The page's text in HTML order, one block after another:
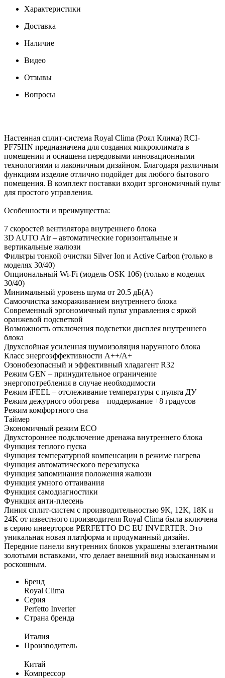
Характеристики
Доставка
Наличие
Видео
Отзывы
Вопросы
Настенная сплит-система Royal Clima (Роял Клима) RCI-
PF75HN предназначена для создания микроклимата в
помещении и оснащена передовыми инновационными
технологиями и лаконичным дизайном. Благодаря различным
функциям изделие отлично подойдет для любого бытового
помещения. В комплект поставки входит эргономичный пульт
для простого управления.
Особенности и преимущества:
7 скоростей вентилятора внутреннего блока
3D AUTO Air – автоматические горизонтальные и
вертикальные жалюзи
Фильтры тонкой очистки Silver Ion и Active Carbon (только в
моделях 30/40)
Опциональный Wi-Fi (модель OSK 106) (только в моделях
30/40)
Минимальный уровень шума от 20.5 дБ(А)
Самоочистка замораживанием внутреннего блока
Современный эргономичный пульт управления с яркой
оранжевой подсветкой
Возможность отключения подсветки дисплея внутреннего
блока
Двухслойная усиленная шумоизоляция наружного блока
Класс энергоэффективности A++/A+
Озонобезопасный и эффективный хладагент R32
Режим GEN – принудительное ограничение
энергопотребления в случае необходимости
Режим iFEEL – отслеживание температуры с пульта ДУ
Режим дежурного обогрева – поддержание +8 градусов
Режим комфортного сна
Таймер
Экономичный режим ECO
Двухстороннее подключение дренажа внутреннего блока
Функция теплого пуска
Функция температурной компенсации в режиме нагрева
Функция автоматического перезапуска
Функция запоминания положения жалюзи
Функция умного оттаивания
Функция самодиагностики
Функция анти-плесень
Линия сплит-систем с производительностью 9K, 12K, 18K и
24K от известного производителя Royal Clima была включена
в серию инверторов PERFETTO DC EU INVERTER. Это
уникальная новая платформа и продуманный дизайн.
Передние панели внутренних блоков украшены элегантными
золотыми вставками, что делает внешний вид изысканным и
роскошным.
Бренд
Royal Clima
Серия
Perfetto Inverter
Страна бренда
Италия
Производитель
Китай
Компрессор